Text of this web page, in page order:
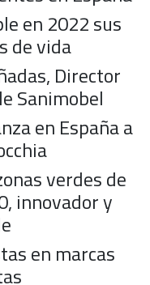
en 2022 sus
de vida
Director
Sanimobel
en España a
verdes de
innovador y
en marcas